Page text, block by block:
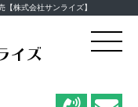
株式会社サンライズ】